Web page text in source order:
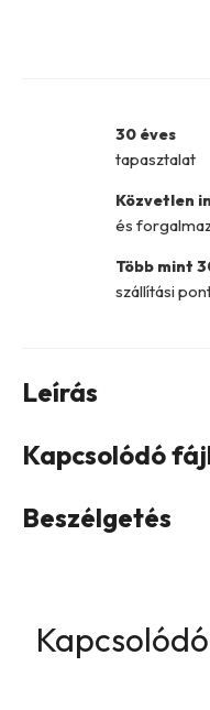
30 éves
tapasztalat
Közvetlen
és
Több mint
szállítási
Leírás
Kapcsolódó
Beszélgetés